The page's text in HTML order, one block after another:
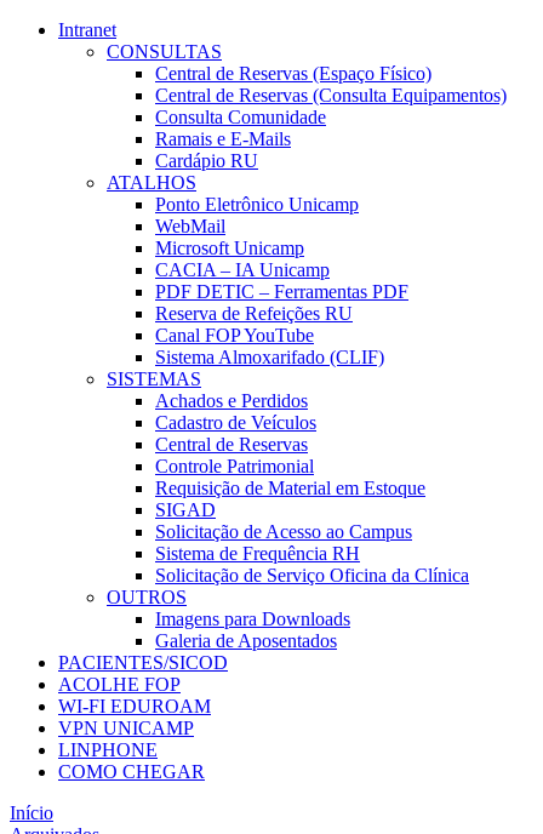
Intranet
CONSULTAS
Central de Reservas (Espaço Físico)
Central de Reservas (Consulta Equipamentos)
Consulta Comunidade
Ramais e E-Mails
Cardápio RU
ATALHOS
Ponto Eletrônico Unicamp
WebMail
Microsoft Unicamp
CACIA – IA Unicamp
PDF DETIC – Ferramentas PDF
Reserva de Refeições RU
Canal FOP YouTube
Sistema Almoxarifado (CLIF)
SISTEMAS
Achados e Perdidos
Cadastro de Veículos
Central de Reservas
Controle Patrimonial
Requisição de Material em Estoque
SIGAD
Solicitação de Acesso ao Campus
Sistema de Frequência RH
Solicitação de Serviço Oficina da Clínica
OUTROS
Imagens para Downloads
Galeria de Aposentados
PACIENTES/SICOD
ACOLHE FOP
WI-FI EDUROAM
VPN UNICAMP
LINPHONE
COMO CHEGAR
Início